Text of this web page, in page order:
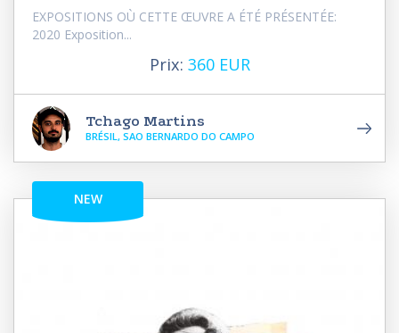
EXPOSITIONS OÙ CETTE ŒUVRE A ÉTÉ PRÉSENTÉE:
2020 Exposition...
Prix: 360 EUR
Tchago Martins
BRÉSIL, SAO BERNARDO DO CAMPO
NEW